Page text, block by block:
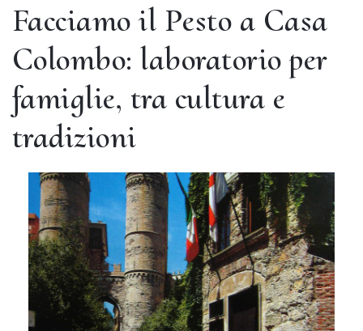
Facciamo il Pesto a Casa
Colombo: laboratorio per
famiglie, tra cultura e
tradizioni